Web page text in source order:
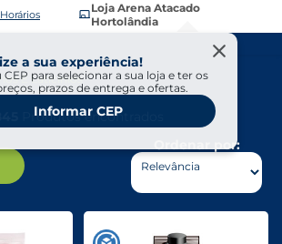
Loja Arena Atacado
Hortolândia
a sua experiência!
CEP para selecionar a sua loja e ter os
prazos de entrega e ofertas.
Informar CEP
E Laticínios
Produtos encontrados
Ordenar por: